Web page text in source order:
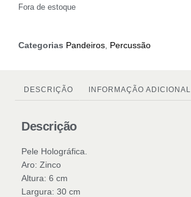
Fora de estoque
Categorias Pandeiros Percussão
DESCRIÇÃO INFORMAÇÃO ADICIONAL
Descrição
Pele Holográfica.
Aro: Zinco
Altura: 6 cm
Largura: 30 cm